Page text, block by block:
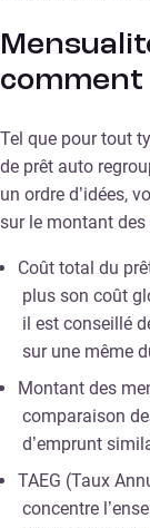
comment
Tel que pour tout
de prêt auto
un ordre d’idées,
sur le montant
Coût total du
plus son coût
il est conseillé
sur une même
Montant des
comparaison
d’emprunt
TAEG (Taux
concentre